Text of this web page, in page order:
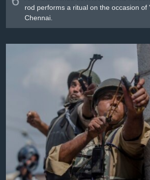
rod performs a ritual on the occasion of
Chennai.